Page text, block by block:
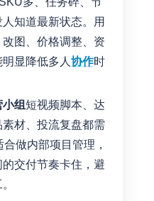
知道最新状态。用
图、价格调整、资
显降低多人 协作时
组短视频脚本、达
材、投流复盘都需
做内部项目管理，
交付节奏卡住，避